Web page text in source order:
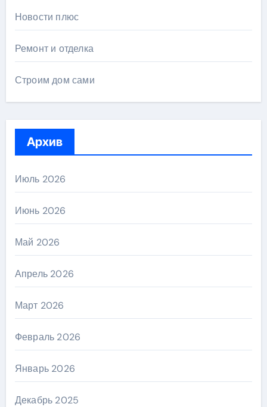
Новости плюс
Ремонт и отделка
Строим дом сами
Архив
Июль 2026
Июнь 2026
Май 2026
Апрель 2026
Март 2026
Февраль 2026
Январь 2026
Декабрь 2025